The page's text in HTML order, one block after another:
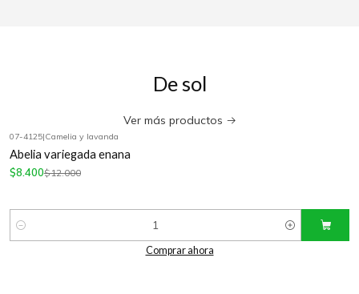
De sol
Ver más productos
07-4125|Camelia y lavanda
Abelia variegada enana
$8.400$12.000
Cantidad
Comprar ahora